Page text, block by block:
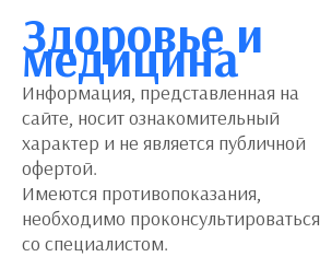
Здоровье и
медицина
Информация, представленная на
сайте, носит ознакомительный
характер и не является публичной
офертой.
Имеются противопоказания,
необходимо проконсультироваться
со специалистом.